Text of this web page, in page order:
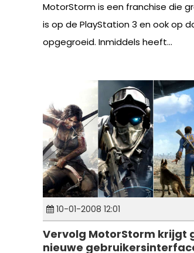
MotorStorm is een franchise die
is op de PlayStation 3 en ook op
opgegroeid. Inmiddels heeft...
10-01-2008 12:01
Vervolg MotorStorm krijgt
nieuwe